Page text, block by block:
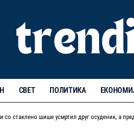
СВЕТ ПОЛИТИКА
стаклено шише усмртил друг осуденик, а